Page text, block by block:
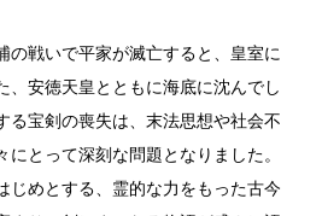
の戦いで平家が滅亡すると、皇室に
、安徳天皇とともに海底に沈んでし
る宝剣の喪失は、末法思想や社会不
にとって深刻な問題となりました。
じめとする、霊的な力をもった古今